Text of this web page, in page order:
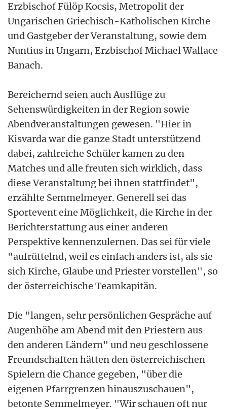
Erzbischof Fülöp Kocsis, Metropolit der
Ungarischen Griechisch-Katholischen Kirche
und Gastgeber der Veranstaltung, sowie dem
Nuntius in Ungarn, Erzbischof Michael Wallace
Banach.
Bereichernd seien auch Ausflüge zu
Sehenswürdigkeiten in der Region sowie
Abendveranstaltungen gewesen. "Hier in
Kisvarda war die ganze Stadt unterstützend
dabei, zahlreiche Schüler kamen zu den
Matches und alle freuten sich wirklich, dass
diese Veranstaltung bei ihnen stattfindet",
erzählte Semmelmeyer. Generell sei das
Sportevent eine Möglichkeit, die Kirche in der
Berichterstattung aus einer anderen
Perspektive kennenzulernen. Das sei für viele
"aufrüttelnd, weil es einfach anders ist, als sie
sich Kirche, Glaube und Priester vorstellen", so
der österreichische Teamkapitän.
Die "langen, sehr persönlichen Gespräche auf
Augenhöhe am Abend mit den Priestern aus
den anderen Ländern" und neu geschlossene
Freundschaften hätten den österreichischen
Spielern die Chance gegeben, "über die
eigenen Pfarrgrenzen hinauszuschauen",
betonte Semmelmeyer. "Wir schauen oft nur